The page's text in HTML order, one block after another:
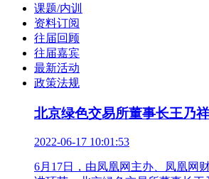
课题/内训
资料订阅
往届回顾
往届嘉宾
最新活动
政策法规
北京绿色交易所董事长王乃
2022-06-17 10:01:53
6月17日，由凤凰网主办、凤凰网